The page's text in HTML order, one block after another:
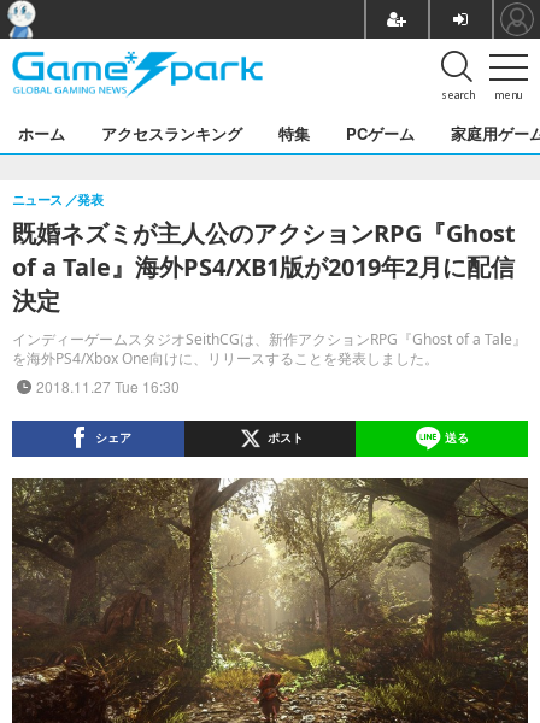
menu
search
ホーム アクセスランキング 特集 PCゲーム 家庭用ゲー
既婚ネズミが主人公のアクションRPG『Ghost
of a Tale』海外PS4/XB1版が2019年2月に配信
決定
インディーゲームスタジオSeithCGは、新作アクションRPG『Ghost of a Tale』
を海外PS4/Xbox One向けに、リリースすることを発表しました。
ニュース 発表
2018.11.27 Tue 16:30
シェア ポスト 送る